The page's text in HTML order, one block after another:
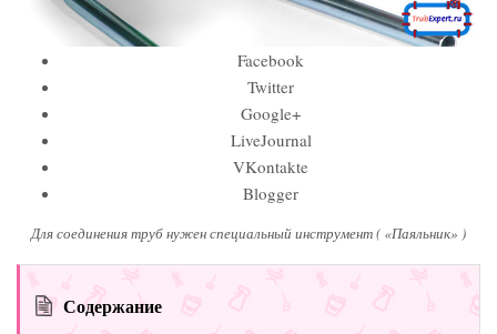
Facebook
Twitter
Google+
LiveJournal
VKontakte
Blogger
Для соединения труб нужен специальный инструмент ( «Паяльник» )
Содержание